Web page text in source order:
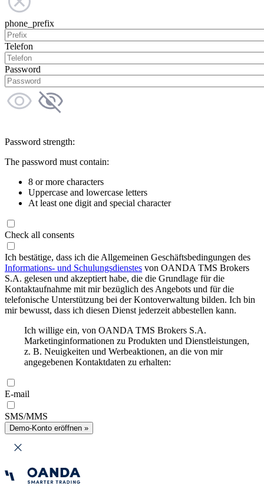
phone_prefix
Telefon
Password
Password strength:
The password must contain:
8 or more characters
Uppercase and lowercase letters
At least one digit and special character
Check all consents
Ich bestätige, dass ich die Allgemeinen Geschäftsbedingungen des
Informations- und Schulungsdienstes von OANDA TMS Brokers
S.A. gelesen und akzeptiert habe, die die Grundlage für die
Kontaktaufnahme mit mir bezüglich des Angebots und für die
telefonische Unterstützung bei der Kontoverwaltung bilden. Ich bin
mir bewusst, dass ich diesen Dienst jederzeit abbestellen kann.
Ich willige ein, von OANDA TMS Brokers S.A.
Marketinginformationen zu Produkten und Dienstleistungen,
z. B. Neuigkeiten und Werbeaktionen, an die von mir
angegebenen Kontaktdaten zu erhalten:
E-mail
SMS/MMS
Demo-Konto eröffnen »